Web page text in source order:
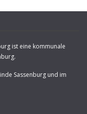
ist eine kommunale
Sassenburg und im